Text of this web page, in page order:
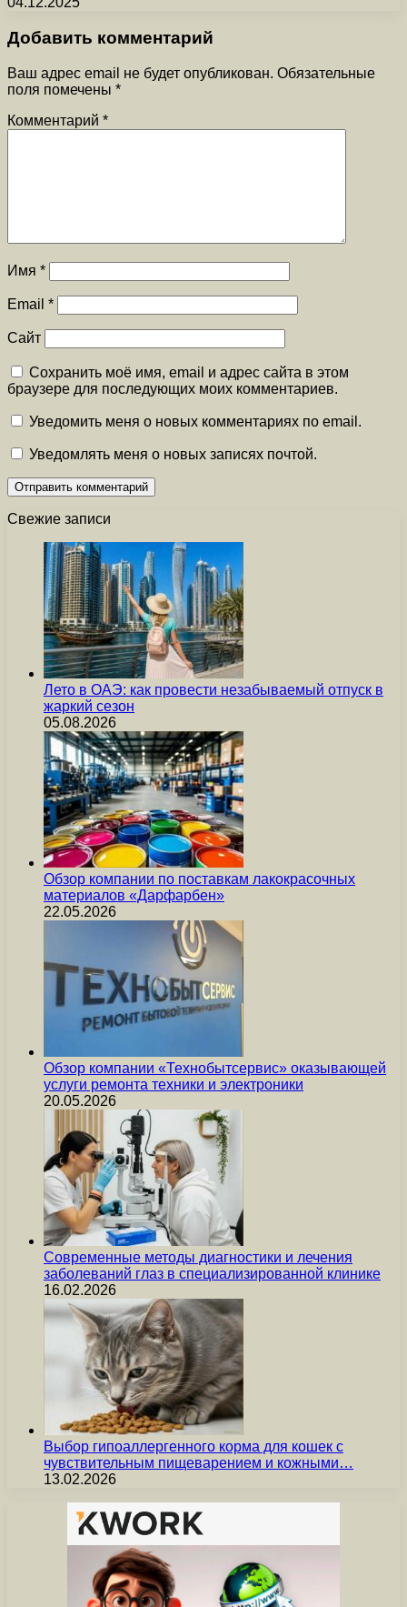
Добавить комментарий
Ваш адрес email не будет опубликован. Обязательные
поля помечены *
Комментарий *
Имя *
Email *
Сайт
Сохранить моё имя, email и адрес сайта в этом
браузере для последующих моих комментариев.
Уведомить меня о новых комментариях по email.
Уведомлять меня о новых записях почтой.
Свежие записи
Лето в ОАЭ: как провести незабываемый отпуск в
жаркий сезон
05.08.2026
Обзор компании по поставкам лакокрасочных
материалов «Дарфарбен»
22.05.2026
Обзор компании «Технобытсервис» оказывающей
услуги ремонта техники и электроники
20.05.2026
Современные методы диагностики и лечения
заболеваний глаз в специализированной клинике
16.02.2026
Выбор гипоаллергенного корма для кошек с
чувствительным пищеварением и кожными…
13.02.2026